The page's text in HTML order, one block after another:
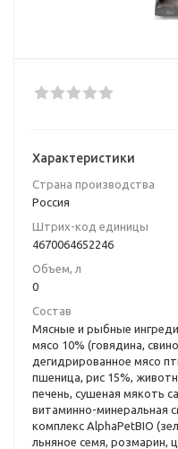
Характеристики
Страна производства
Россия
Штрих-код единицы
4670064652246
Объем, л
0
Состав
Мясные и рыбные
мясо 10% (говядина,
дегидрированное мясо
пшеница, рис 15%,
печень, сушеная мякоть
витаминно-минеральная
комплекс AlphaPetBIO
льняное семя, розмарин,